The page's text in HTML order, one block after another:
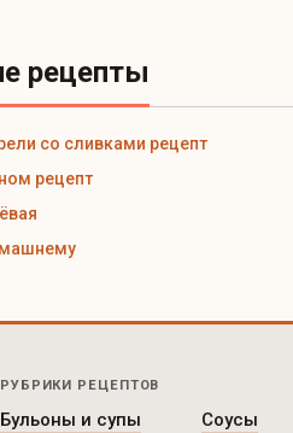
рецепты
со сливками рецепт
рецепт
РУБРИКИ РЕЦЕПТОВ
Бульоны и супы
Соусы